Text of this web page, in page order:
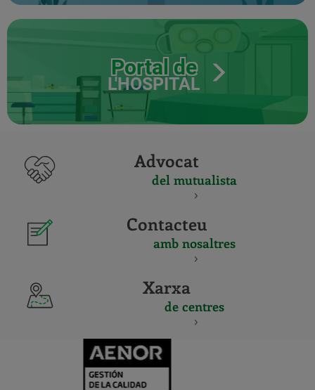
Portal de
L'HOSPITAL
Advocat
del mutualista
Contacteu
amb nosaltres
Xarxa
de centres